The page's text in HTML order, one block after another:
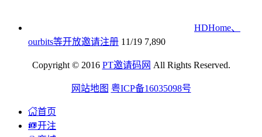
HDHome、
ourbits等开放邀请注册 11/19 7,890
Copyright © 2016 PT邀请码网 All Rights Reserved.
网站地图 粤ICP备16035098号
首页
开注